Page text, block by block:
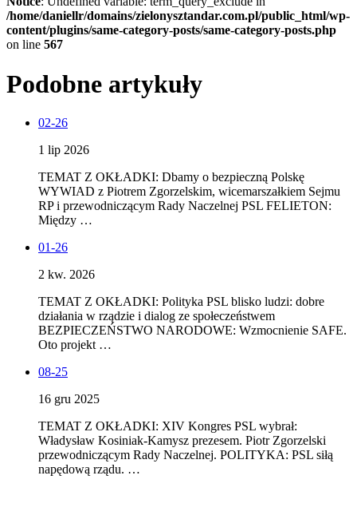
/home/daniellr/domains/zielonysztandar.com.pl/public_html/wp-
content/plugins/same-category-posts/same-category-posts.php
on line 567
Podobne artykuły
02-26
1 lip 2026
TEMAT Z OKŁADKI: Dbamy o bezpieczną Polskę
WYWIAD z Piotrem Zgorzelskim, wicemarszałkiem Sejmu
RP i przewodniczącym Rady Naczelnej PSL FELIETON:
Między …
01-26
2 kw. 2026
TEMAT Z OKŁADKI: Polityka PSL blisko ludzi: dobre
działania w rządzie i dialog ze społeczeństwem
BEZPIECZEŃSTWO NARODOWE: Wzmocnienie SAFE.
Oto projekt …
08-25
16 gru 2025
TEMAT Z OKŁADKI: XIV Kongres PSL wybrał:
Władysław Kosiniak-Kamysz prezesem. Piotr Zgorzelski
przewodniczącym Rady Naczelnej. POLITYKA: PSL siłą
napędową rządu. …